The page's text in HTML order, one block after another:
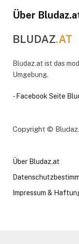
Über
BLUDAZ.AT
Bludaz.at ist das
Umgebung.
- Facebook Seite
Copyright ©
Über Bludaz.at
Impressum &